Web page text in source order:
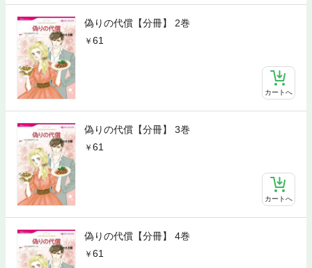
偽りの代償【分冊】 2巻
61
カートへ
偽りの代償【分冊】 3巻
61
カートへ
偽りの代償【分冊】 4巻
61